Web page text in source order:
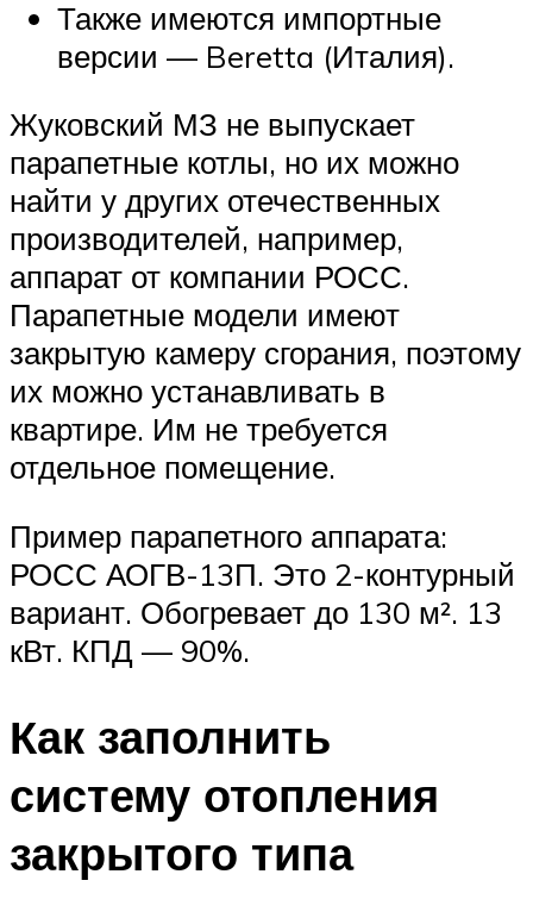
Также имеются импортные
версии — Beretta (Италия).
Жуковский МЗ не выпускает
парапетные котлы, но их можно
найти у других отечественных
производителей, например,
аппарат от компании РОСС.
Парапетные модели имеют
закрытую камеру сгорания, поэтому
их можно устанавливать в
квартире. Им не требуется
отдельное помещение.
Пример парапетного аппарата:
РОСС АОГВ-13П. Это 2-контурный
вариант. Обогревает до 130 м². 13
кВт. КПД — 90%.
Как заполнить
систему отопления
закрытого типа